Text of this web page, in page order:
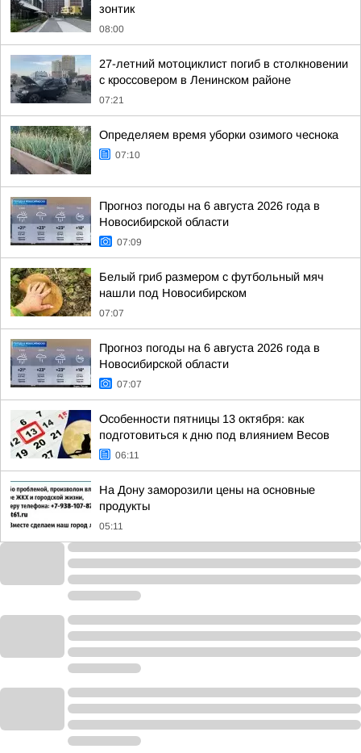
зонтик
08:00
27-летний мотоциклист погиб в столкновении
с кроссовером в Ленинском районе
07:21
Определяем время уборки озимого чеснока
07:10
Прогноз погоды на 6 августа 2026 года в
Новосибирской области
07:09
Белый гриб размером с футбольный мяч
нашли под Новосибирском
07:07
Прогноз погоды на 6 августа 2026 года в
Новосибирской области
07:07
Особенности пятницы 13 октября: как
подготовиться к дню под влиянием Весов
06:11
На Дону заморозили цены на основные
продукты
05:11